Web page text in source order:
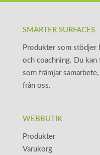
SMARTER SURFACES
Produkter som stödjer
och coachning. Du
som främjar
från oss.
WEBBUTIK
Produkter
Varukorg